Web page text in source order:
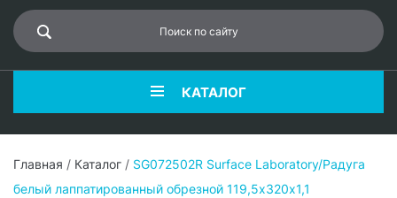
КАТАЛОГ
Главная / Каталог / SG072502R Surface Laboratory/Радуга
белый лаппатированный обрезной 119,5x320х1,1